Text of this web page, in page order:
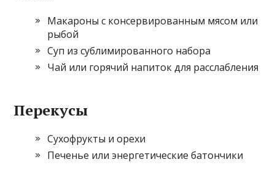
Макароны с консервированным мясом или
рыбой
Суп из сублимированного набора
Чай или горячий напиток для расслабления
Перекусы
Сухофрукты и орехи
Печенье или энергетические батончики